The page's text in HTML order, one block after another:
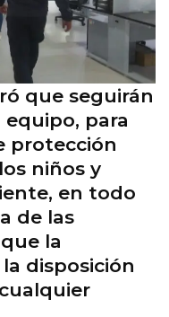
que seguirán
para
protección
niños y
en todo
de las
la
disposición